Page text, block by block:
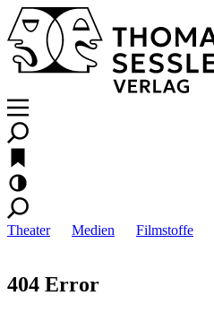
Theater Medien Filmstoffe
404 Error